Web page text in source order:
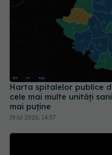
Harta spitalelor publice
cele mai multe unități
mai puține
19 iul 2026, 14:57